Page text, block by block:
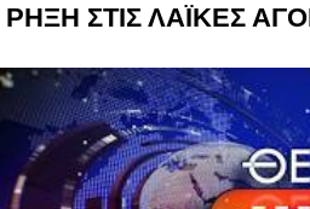
ΡΗΞΗ ΣΤΙΣ ΛΑΪΚΕΣ